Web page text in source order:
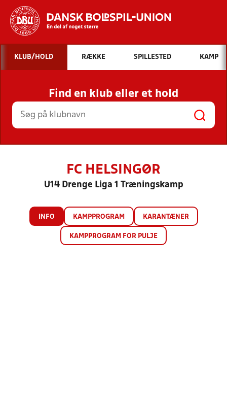
Hvad vil du søge efter?
INDHOLD OG NYHEDER
STILLINGER, RESULTATER, KLUBBER OG
HOLD
KLUB/HOLD RÆKKE SPILLESTED KAMP
Find en klub eller et hold
FC HELSINGØR
U14 Drenge Liga 1 Træningskamp
INFO KAMPPROGRAM KARANTÆNER
KAMPPROGRAM FOR PULJE